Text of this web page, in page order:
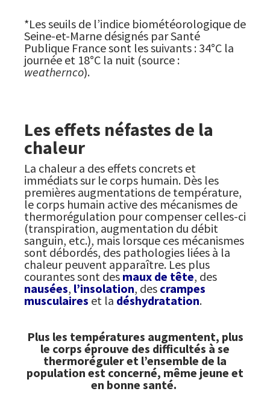
*Les seuils de l’indice biométéorologique de
Seine-et-Marne désignés par Santé
Publique France sont les suivants : 34°C la
journée et 18°C la nuit (source :
weathernco).
Les effets néfastes de la
chaleur
La chaleur a des effets concrets et
immédiats sur le corps humain. Dès les
premières augmentations de température,
le corps humain active des mécanismes de
thermorégulation pour compenser celles-ci
(transpiration, augmentation du débit
sanguin, etc.), mais lorsque ces mécanismes
sont débordés, des pathologies liées à la
chaleur peuvent apparaître. Les plus
courantes sont des maux de tête, des
nausées, l’insolation, des crampes
musculaires et la déshydratation.
Plus les températures augmentent, plus
le corps éprouve des difficultés à se
thermoréguler et l’ensemble de la
population est concerné, même jeune et
en bonne santé.